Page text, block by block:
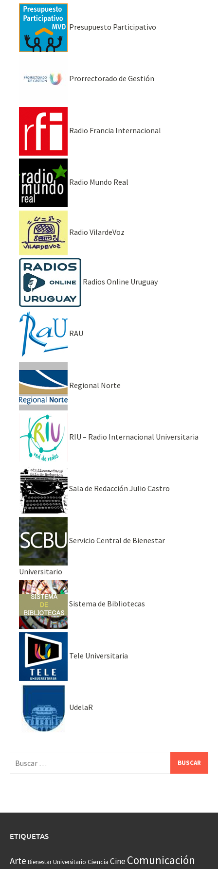
Presupuesto Participativo
Prorrectorado de Gestión
Radio Francia Internacional
Radio Mundo Real
Radio VilardeVoz
Radios Online Uruguay
RAU
Regional Norte
RIU – Radio Internacional Universitaria
Sala de Redacción Julio Castro
Servicio Central de Bienestar
Universitario
Sistema de Bibliotecas
Tele Universitaria
UdelaR
ETIQUETAS
Arte Bienestar Universitario Ciencia CineComunicación